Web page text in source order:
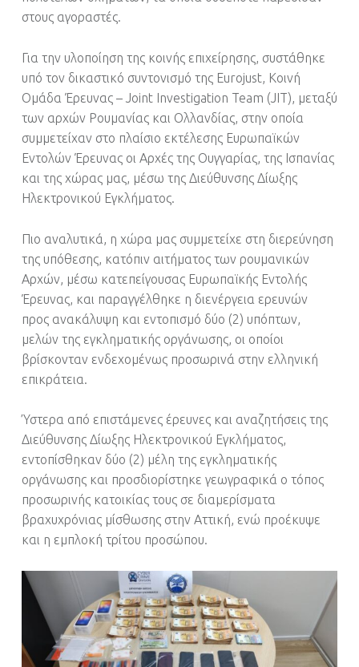
στους αγοραστές.
Για την υλοποίηση της κοινής επιχείρησης, συστάθηκε
υπό τον δικαστικό συντονισμό της Eurojust, Κοινή
Ομάδα Έρευνας – Joint Investigation Team (JIT), μεταξύ
των αρχών Ρουμανίας και Ολλανδίας, στην οποία
συμμετείχαν στο πλαίσιο εκτέλεσης Ευρωπαϊκών
Εντολών Έρευνας οι Αρχές της Ουγγαρίας, της Ισπανίας
και της χώρας μας, μέσω της Διεύθυνσης Δίωξης
Ηλεκτρονικού Εγκλήματος.
Πιο αναλυτικά, η χώρα μας συμμετείχε στη διερεύνηση
της υπόθεσης, κατόπιν αιτήματος των ρουμανικών
Αρχών, μέσω κατεπείγουσας Ευρωπαϊκής Εντολής
Έρευνας, και παραγγέλθηκε η διενέργεια ερευνών
προς ανακάλυψη και εντοπισμό δύο (2) υπόπτων,
μελών της εγκληματικής οργάνωσης, οι οποίοι
βρίσκονταν ενδεχομένως προσωρινά στην ελληνική
επικράτεια.
Ύστερα από επιστάμενες έρευνες και αναζητήσεις της
Διεύθυνσης Δίωξης Ηλεκτρονικού Εγκλήματος,
εντοπίσθηκαν δύο (2) μέλη της εγκληματικής
οργάνωσης και προσδιορίστηκε γεωγραφικά ο τόπος
προσωρινής κατοικίας τους σε διαμερίσματα
βραχυχρόνιας μίσθωσης στην Αττική, ενώ προέκυψε
και η εμπλοκή τρίτου προσώπου.